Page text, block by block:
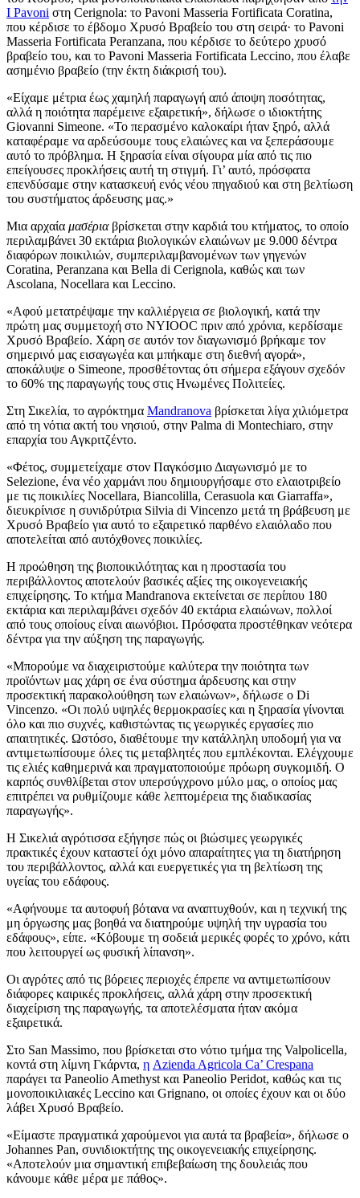
I Pavoni στη Cerignola: το Pavoni Masseria Fortificata Coratina,
που κέρδισε το έβδομο Χρυσό Βραβείο του στη σειρά· το Pavoni
Masseria Fortificata Peranzana, που κέρδισε το δεύτερο χρυσό
βραβείο του, και το Pavoni Masseria Fortificata Leccino, που έλαβε
ασημένιο βραβείο (την έκτη διάκρισή του).
«Είχαμε μέτρια έως χαμηλή παραγωγή από άποψη ποσότητας,
αλλά η ποιότητα παρέμεινε εξαιρετική», δήλωσε ο ιδιοκτήτης
Giovanni Simeone. «Το περασμένο καλοκαίρι ήταν ξηρό, αλλά
καταφέραμε να αρδεύσουμε τους ελαιώνες και να ξεπεράσουμε
αυτό το πρόβλημα. Η ξηρασία είναι σίγουρα μία από τις πιο
επείγουσες προκλήσεις αυτή τη στιγμή. Γι’ αυτό, πρόσφατα
επενδύσαμε στην κατασκευή ενός νέου πηγαδιού και στη βελτίωση
του συστήματος άρδευσης μας.»
Μια αρχαία μασέριαβρίσκεται στην καρδιά του κτήματος, το οποίο
περιλαμβάνει 30 εκτάρια βιολογικών ελαιώνων με 9.000 δέντρα
διαφόρων ποικιλιών, συμπεριλαμβανομένων των γηγενών
Coratina, Peranzana και Bella di Cerignola, καθώς και των
Ascolana, Nocellara και Leccino.
«Αφού μετατρέψαμε την καλλιέργεια σε βιολογική, κατά την
πρώτη μας συμμετοχή στο NYIOOC πριν από χρόνια, κερδίσαμε
Χρυσό Βραβείο. Χάρη σε αυτόν τον διαγωνισμό βρήκαμε τον
σημερινό μας εισαγωγέα και μπήκαμε στη διεθνή αγορά»,
αποκάλυψε ο Simeone, προσθέτοντας ότι σήμερα εξάγουν σχεδόν
το 60% της παραγωγής τους στις Ηνωμένες Πολιτείες.
Στη Σικελία, το αγρόκτημα Mandranova βρίσκεται λίγα χιλιόμετρα
από τη νότια ακτή του νησιού, στην Palma di Montechiaro, στην
επαρχία του Αγκριτζέντο.
«Φέτος, συμμετείχαμε στον Παγκόσμιο Διαγωνισμό με το
Selezione, ένα νέο χαρμάνι που δημιουργήσαμε στο ελαιοτριβείο
με τις ποικιλίες Nocellara, Biancolilla, Cerasuola και Giarraffa»,
διευκρίνισε η συνιδρύτρια Silvia di Vincenzo μετά τη βράβευση με
Χρυσό Βραβείο για αυτό το εξαιρετικό παρθένο ελαιόλαδο που
αποτελείται από αυτόχθονες ποικιλίες.
Η προώθηση της βιοποικιλότητας και η προστασία του
περιβάλλοντος αποτελούν βασικές αξίες της οικογενειακής
επιχείρησης. Το κτήμα Mandranova εκτείνεται σε περίπου 180
εκτάρια και περιλαμβάνει σχεδόν 40 εκτάρια ελαιώνων, πολλοί
από τους οποίους είναι αιωνόβιοι. Πρόσφατα προστέθηκαν νεότερα
δέντρα για την αύξηση της παραγωγής.
«Μπορούμε να διαχειριστούμε καλύτερα την ποιότητα των
προϊόντων μας χάρη σε ένα σύστημα άρδευσης και στην
προσεκτική παρακολούθηση των ελαιώνων», δήλωσε ο Di
Vincenzo. «Οι πολύ υψηλές θερμοκρασίες και η ξηρασία γίνονται
όλο και πιο συχνές, καθιστώντας τις γεωργικές εργασίες πιο
απαιτητικές. Ωστόσο, διαθέτουμε την κατάλληλη υποδομή για να
αντιμετωπίσουμε όλες τις μεταβλητές που εμπλέκονται. Ελέγχουμε
τις ελιές καθημερινά και πραγματοποιούμε πρόωρη συγκομιδή. Ο
καρπός συνθλίβεται στον υπερσύγχρονο μύλο μας, ο οποίος μας
επιτρέπει να ρυθμίζουμε κάθε λεπτομέρεια της διαδικασίας
παραγωγής».
Η Σικελιά αγρότισσα εξήγησε πώς οι βιώσιμες γεωργικές
πρακτικές έχουν καταστεί όχι μόνο απαραίτητες για τη διατήρηση
του περιβάλλοντος, αλλά και ευεργετικές για τη βελτίωση της
υγείας του εδάφους.
«Αφήνουμε τα αυτοφυή βότανα να αναπτυχθούν, και η τεχνική της
μη όργωσης μας βοηθά να διατηρούμε υψηλή την υγρασία του
εδάφους», είπε. «Κόβουμε τη σοδειά μερικές φορές το χρόνο, κάτι
που λειτουργεί ως φυσική λίπανση».
Οι αγρότες από τις βόρειες περιοχές έπρεπε να αντιμετωπίσουν
διάφορες καιρικές προκλήσεις, αλλά χάρη στην προσεκτική
διαχείριση της παραγωγής, τα αποτελέσματα ήταν ακόμα
εξαιρετικά.
Στο San Massimo, που βρίσκεται στο νότιο τμήμα της Valpolicella,
κοντά στη λίμνη Γκάρντα, η Azienda Agricola Ca’ Crespana
παράγει τα Paneolio Amethyst και Paneolio Peridot, καθώς και τις
μονοποικιλιακές Leccino και Grignano, οι οποίες έχουν και οι δύο
λάβειΧρυσό Βραβείο.
«Είμαστε πραγματικά χαρούμενοι για αυτά τα βραβεία», δήλωσε ο
Johannes Pan, συνιδιοκτήτης της οικογενειακής επιχείρησης.
«Αποτελούν μια σημαντική επιβεβαίωση της δουλειάς που
κάνουμε κάθε μέρα με πάθος».